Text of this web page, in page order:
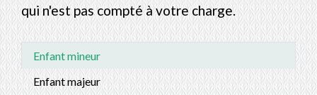
qui n'est pas compté à votre charge.
Enfant mineur
Enfant majeur